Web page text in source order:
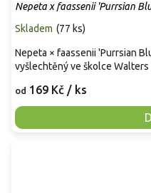
Nepeta x faassenii 'Purrsian
Skladem (77 ks)
od 169 Kč / ks
Nepeta × faassenii 'Purrsian
vyšlechtěný ve školce Walters